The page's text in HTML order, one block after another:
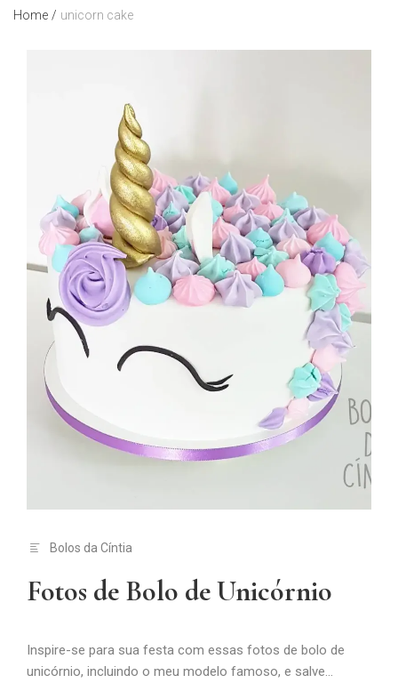
Home / unicorn cake
Bolos da Cíntia
Fotos de Bolo de Unicórnio
Inspire-se para sua festa com essas fotos de bolo de
unicórnio, incluindo o meu modelo famoso, e salve...